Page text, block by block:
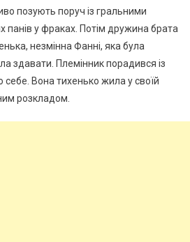
позують поруч із гральними
панів у фраках. Потім дружина брата
незмінна Фанні, яка була
здавати. Племінник порадився із
себе. Вона тихенько жила у своїй
розкладом.